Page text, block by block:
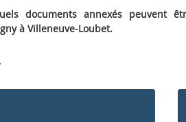
documents annexés peuvent
à Villeneuve-Loubet.